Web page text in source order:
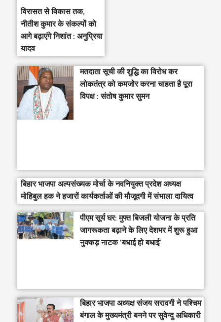
विरासत से विकास तक,
नीतीश कुमार के संकल्पों को
आगे बढ़ाएंगे निशांत : अनुप्रिया
यादव
मतदाता सूची की शुद्धि का विरोध कर
लोकतंत्र को कमजोर करना चाहता है पूरा
विपक्ष : संतोष कुमार सुमन
बिहार भाजपा अल्पसंख्यक मोर्चा के नवनियुक्त प्रदेश अध्यक्ष
मोहिबुल हक ने हजारों कार्यकर्ताओं की मौजूदगी में संभाला दायित्व
पीएम सूर्य घर: मुफ्त बिजली योजना के प्रति
जागरूकता बढ़ाने के लिए देशभर में शुरू हुआ
नुक्कड़ नाटक ‘बधाई हो बधाई’
‎बिहार भाजपा अध्यक्ष संजय सरावगी ने पश्चिम
बंगाल के मुख्यमंत्री बनने पर सुवेन्दु अधिकारी